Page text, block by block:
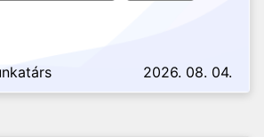
2026. 08. 04.